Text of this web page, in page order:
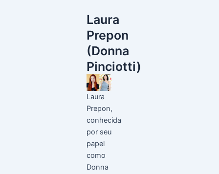
Laura
Prepon
(Donna
Pinciotti)
Laura
Prepon,
conhecida
por seu
papel
como
Donna